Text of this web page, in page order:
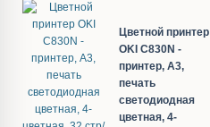
Цветной принтер
OKI C830N -
принтер, A3,
печать
светодиодная
цветная, 4-